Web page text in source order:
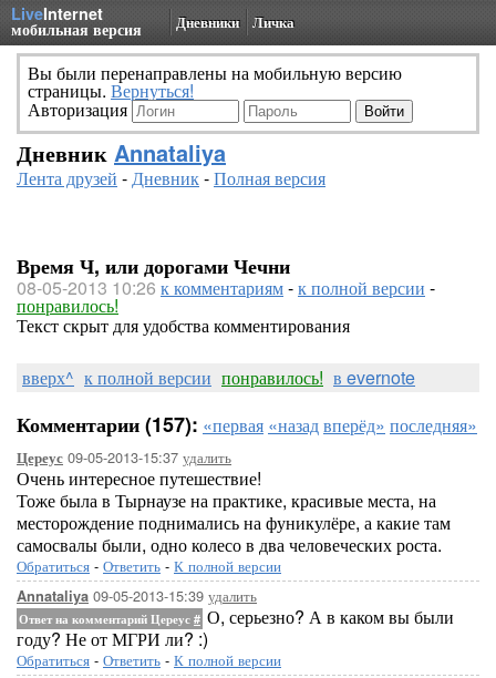
LiveInternet
мобильная версия Дневники Личка
Вы были перенаправлены на мобильную версию
страницы. Вернуться!
Авторизация
Дневник Annataliya
Лента друзей -Дневник-Полная версия
Время Ч, или дорогами Чечни
08-05-2013 10:26 к комментариям-к полной версии -
понравилось!
Текст скрыт для удобства комментирования
вверх^ к полной версии понравилось! в evernote
Комментарии (157): «первая «назадвперёд» последняя»
Цереус 09-05-2013-15:37 удалить
Очень интересное путешествие!
Тоже была в Тырнаузе на практике, красивые места, на
месторождение поднимались на фуникулёре, а какие там
самосвалы были, одно колесо в два человеческих роста.
Обратиться - Ответить - К полной версии
Annataliya 09-05-2013-15:39 удалить
Ответ на комментарий Цереус # О, серьезно? А в каком вы были
году? Не от МГРИ ли? :)
Обратиться - Ответить - К полной версии